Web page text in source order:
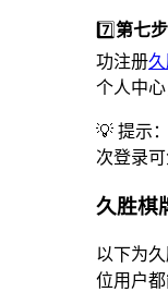
7️⃣第七
功注册
个人中心
💡 提示
次登录可
久胜棋
以下为
位用户